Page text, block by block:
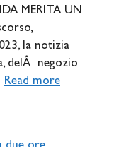
MERITA UN
la notizia
delÂ negozio
Read more